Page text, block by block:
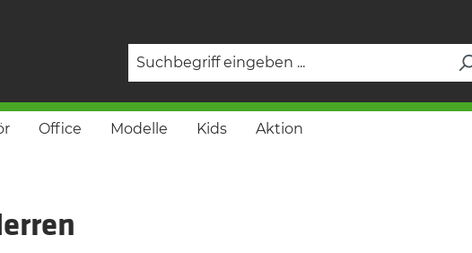
Office Modelle Kids Aktion